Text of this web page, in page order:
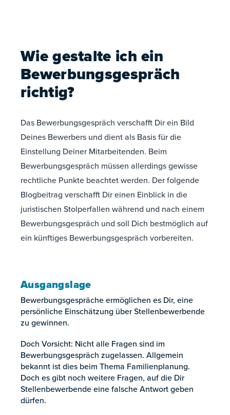
Wie gestalte ich ein
Bewerbungsgespräch
richtig?
Das Bewerbungsgespräch verschafft Dir ein Bild
Deines Bewerbers und dient als Basis für die
Einstellung Deiner Mitarbeitenden. Beim
Bewerbungsgespräch müssen allerdings gewisse
rechtliche Punkte beachtet werden. Der folgende
Blogbeitrag verschafft Dir einen Einblick in die
juristischen Stolperfallen während und nach einem
Bewerbungsgespräch und soll Dich bestmöglich auf
ein künftiges Bewerbungsgespräch vorbereiten.
Ausgangslage
Bewerbungsgespräche ermöglichen es Dir, eine
persönliche Einschätzung über Stellenbewerbende
zu gewinnen.
Doch Vorsicht: Nicht alle Fragen sind im
Bewerbungsgespräch zugelassen. Allgemein
bekannt ist dies beim Thema Familienplanung.
Doch es gibt noch weitere Fragen, auf die Dir
Stellenbewerbende eine falsche Antwort geben
dürfen.